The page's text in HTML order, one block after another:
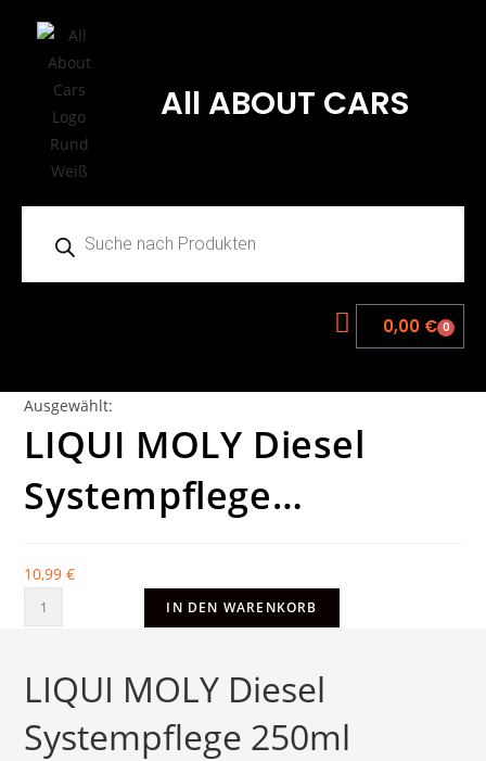
All ABOUT CARS
0,00 € 0
Ausgewählt:
LIQUI MOLY Diesel
Systempflege…
10,99€
IN DEN WARENKORB
LIQUI MOLY Diesel
Systempflege 250ml